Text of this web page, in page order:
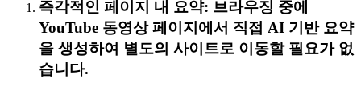
즉각적인 페이지 내 요약: 브라우징 중에
YouTube 동영상 페이지에서 직접 AI 기반 요약
을 생성하여 별도의 사이트로 이동할 필요가 없
습니다.